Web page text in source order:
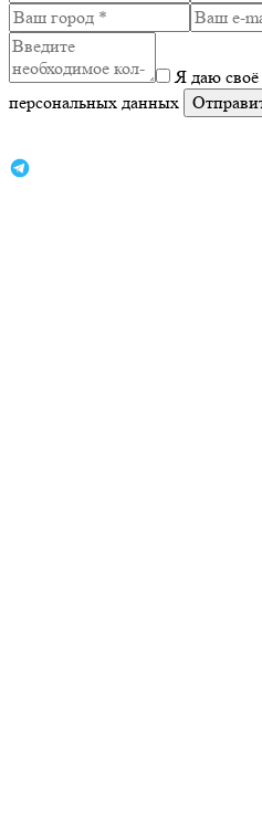
Я даю своё
персональных данных